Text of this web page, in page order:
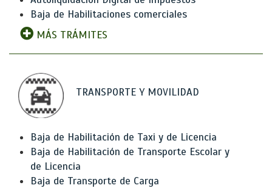
Baja de Habilitaciones comerciales
MÁS TRÁMITES
TRANSPORTE Y MOVILIDAD
Baja de Habilitación de Taxi y de Licencia
Baja de Habilitación de Transporte Escolar y
de Licencia
Baja de Transporte de Carga